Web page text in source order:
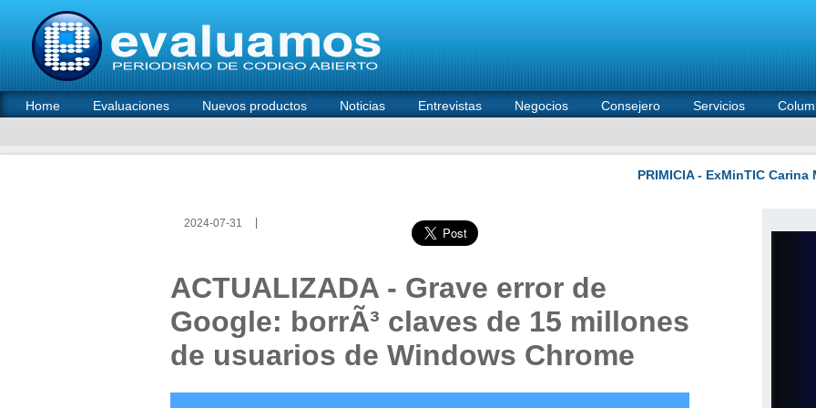
Home Evaluaciones Nuevos productos Noticias Entrevistas Negocios Consejero Servicios
2024-07-31
ACTUALIZADA - Grave error de
Google: borrÃ³ claves de 15 millones
de usuarios de Windows Chrome